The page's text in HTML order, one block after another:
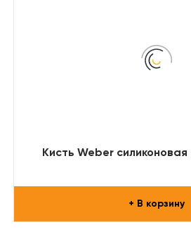
Кисть Weber силиконовая
+ В корзину